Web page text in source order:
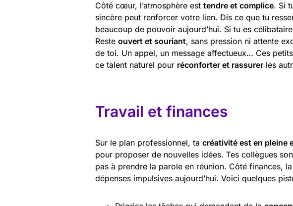
Côté cœur, l’atmosphère est tendre et complice. Si
sincère peut renforcer votre lien. Dis ce que tu
beaucoup de pouvoir aujourd’hui. Si tu es
Reste ouvert et souriant, sans pression ni attente
de toi. Un appel, un message affectueux… Ces
ce talent naturel pour réconforter et rassurer les
Travail et finances
Sur le plan professionnel, ta créativité est en pleine
pour proposer de nouvelles idées. Tes collègues
pas à prendre la parole en réunion. Côté finances,
dépenses impulsives aujourd’hui. Voici quelques